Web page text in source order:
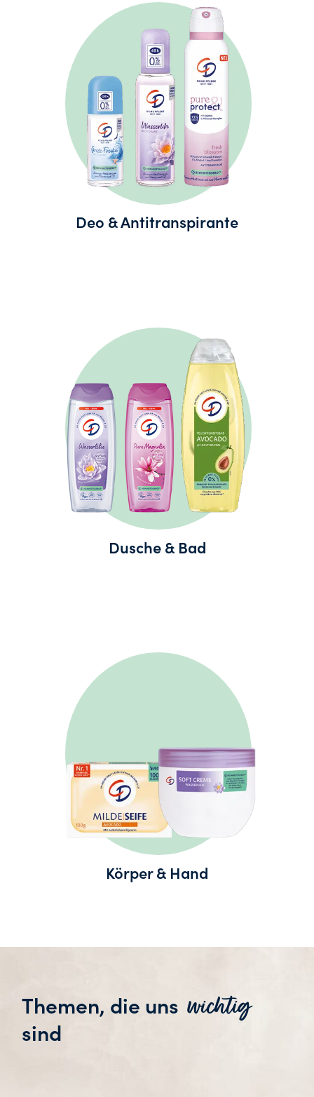
Deo & Antitranspirante
Dusche & Bad
Körper & Hand
Themen, die uns wichtig
sind